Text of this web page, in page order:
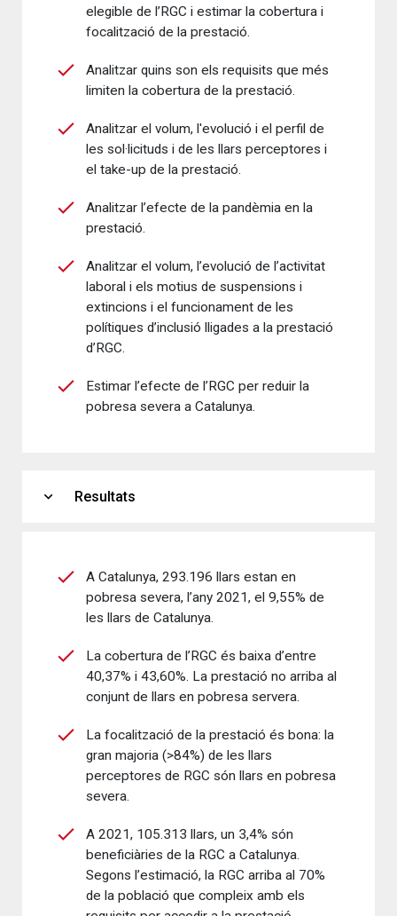
elegible de l’RGC i estimar la cobertura i
focalització de la prestació.
Analitzar quins son els requisits que més
limiten la cobertura de la prestació.
Analitzar el volum, l'evolució i el perfil de
les sol·licituds i de les llars perceptores i
el take-up de la prestació.
Analitzar l’efecte de la pandèmia en la
prestació.
Analitzar el volum, l’evolució de l’activitat
laboral i els motius de suspensions i
extincions i el funcionament de les
polítiques d’inclusió lligades a la prestació
d’RGC.
Estimar l’efecte de l’RGC per reduir la
pobresa severa a Catalunya.
expand_more Resultats
A Catalunya, 293.196 llars estan en
pobresa severa, l’any 2021, el 9,55% de
les llars de Catalunya.
La cobertura de l’RGC és baixa d’entre
40,37% i 43,60%. La prestació no arriba al
conjunt de llars en pobresa servera.
La focalització de la prestació és bona: la
gran majoria (>84%) de les llars
perceptores de RGC són llars en pobresa
severa.
A 2021, 105.313 llars, un 3,4% són
beneficiàries de la RGC a Catalunya.
Segons l’estimació, la RGC arriba al 70%
de la població que compleix amb els